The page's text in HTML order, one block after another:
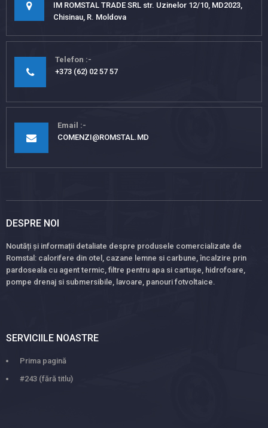
IM ROMSTAL TRADE SRL str. Uzinelor 12/10, MD2023,
Chisinau, R. Moldova
Telefon
+373 (62) 02 57 57
Email
COMENZI@ROMSTAL.MD
DESPRE NOI
Noutăți și informații detaliate despre produsele comercializate de
Romstal: calorifere din otel, cazane lemne si carbune, încalzire prin
pardoseala cu agent termic, filtre pentru apa si cartușe, hidrofoare,
pompe drenaj si submersibile, lavoare, panouri fotvoltaice.
SERVICIILE NOASTRE
Prima pagină
#243 (fără titlu)